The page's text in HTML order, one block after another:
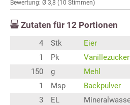
Bewertung: Ø 3,8 (10 Stimmen)
Zutaten für 12 Portionen
4 Stk
Eier
1
Pk
Vanillezucker
150
g
Mehl
1
Msp
Backpulver
3
EL